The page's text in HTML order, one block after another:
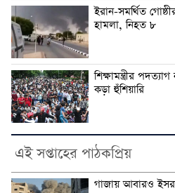
ইরান-সমর্থিত
হামলা, নিহত ৮
শিক্ষামন্ত্রীর
কড়া হুঁশিয়ারি
এই সপ্তাহের পাঠকপ্রিয়
গাজায় আবারও